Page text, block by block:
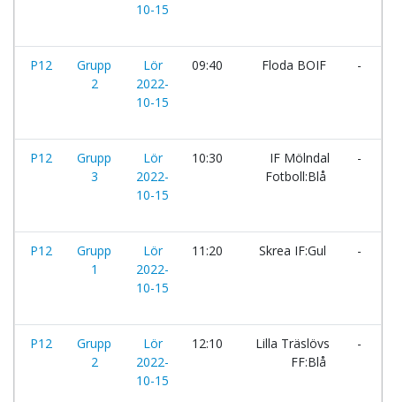
10-15
P12
Grupp
2
Lör
2022-
10-15
09:40 Floda BOIF -
P12
Grupp
3
Lör
2022-
10-15
10:30
IF Mölndal
Fotboll:Blå
-
P12
Grupp
1
Lör
2022-
10-15
11:20 Skrea IF:Gul -
P12
Grupp
2
Lör
2022-
10-15
12:10
Lilla Träslövs
FF:Blå
-